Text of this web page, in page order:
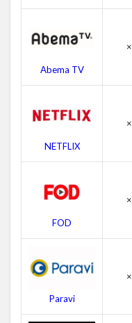
イッ
ロー
ズの
ッフ
イッ
ト・
ロー
ズの
作品
イッ
ト・
Abema TV
×
NETFLIX
×
FOD
×
Paravi
×